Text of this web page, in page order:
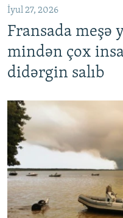
İyul 27, 2026
Fransada meşə
mindən çox
didərgin salıb